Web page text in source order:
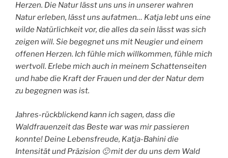
Herzen. Die Natur lässt uns uns in unserer wahren
Natur erleben, lässt uns aufatmen… Katja lebt uns eine
wilde Natürlichkeit vor, die alles da sein lässt was sich
zeigen will. Sie begegnet uns mit Neugier und einem
offenen Herzen. Ich fühle mich willkommen, fühle mich
wertvoll. Erlebe mich auch in meinem Schattenseiten
und habe die Kraft der Frauen und der der Natur dem
zu begegnen was ist.
Jahres-rückblickend kann ich sagen, dass die
Waldfrauenzeit das Beste war was mir passieren
konnte! Deine Lebensfreude, Katja-Bahini die
Intensität und Präzision 🙂 mit der du uns dem Wald